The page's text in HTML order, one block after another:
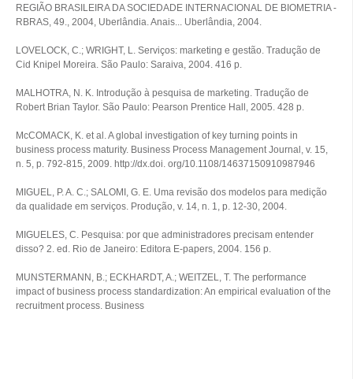
REGIÃO BRASILEIRA DA SOCIEDADE INTERNACIONAL DE BIOMETRIA -
RBRAS, 49., 2004, Uberlândia. Anais... Uberlândia, 2004.
LOVELOCK, C.; WRIGHT, L. Serviços: marketing e gestão. Tradução de
Cid Knipel Moreira. São Paulo: Saraiva, 2004. 416 p.
MALHOTRA, N. K. Introdução à pesquisa de marketing. Tradução de
Robert Brian Taylor. São Paulo: Pearson Prentice Hall, 2005. 428 p.
McCOMACK, K. et al. A global investigation of key turning points in
business process maturity. Business Process Management Journal, v. 15,
n. 5, p. 792-815, 2009. http://dx.doi. org/10.1108/14637150910987946
MIGUEL, P. A. C.; SALOMI, G. E. Uma revisão dos modelos para medição
da qualidade em serviços. Produção, v. 14, n. 1, p. 12-30, 2004.
MIGUELES, C. Pesquisa: por que administradores precisam entender
disso? 2. ed. Rio de Janeiro: Editora E-papers, 2004. 156 p.
MUNSTERMANN, B.; ECKHARDT, A.; WEITZEL, T. The performance
impact of business process standardization: An empirical evaluation of the
recruitment process. Business